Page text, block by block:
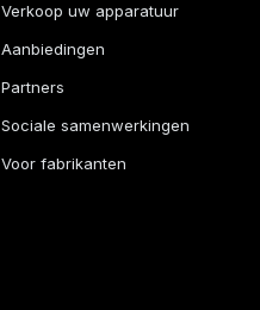
Verkoop uw apparatuur
Aanbiedingen
Partners
Sociale samenwerkingen
Voor fabrikanten